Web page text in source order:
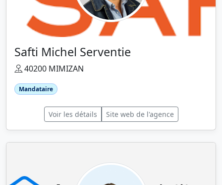
Safti Michel Serventie
40200 MIMIZAN
Mandataire
Voir les détails Site web de l'agence